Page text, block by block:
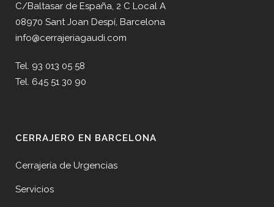
C/Baltasar de España, 2 C Local A
08970 Sant Joan Despí, Barcelona
info@cerrajeriagaudi.com
Tel. 93 013 05 58
Tel. 645 51 30 90
CERRAJERO EN BARCELONA
Cerrajería de Urgencias
Servicios